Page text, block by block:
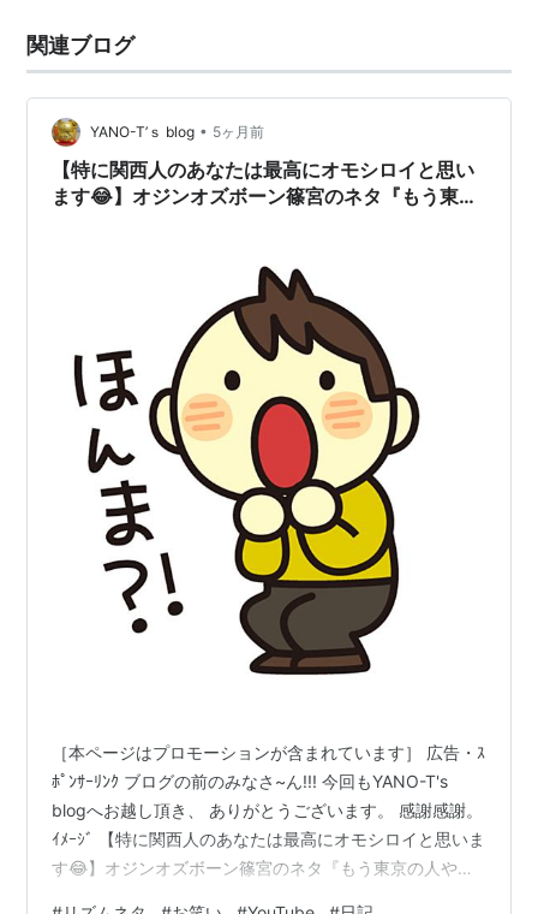
関連ブログ
YANO-T’ｓ blog • 5ヶ月前
【特に関西人のあなたは最高にオモシロイと思い
ます😂】オジンオズボーン篠宮のネタ『もう東京
［本ページはプロモーションが含まれています］ 広告・ｽ
ﾎﾟﾝｻｰﾘﾝｸ ブログの前のみなさ~ん!!! 今回もYANO-T's
blogへお越し頂き、 ありがとうございます。 感謝感謝。
ｲﾒｰｼﾞ 【特に関西人のあなたは最高にオモシロイと思いま
す😂】オジンオズボーン篠宮のネタ『もう東京の人や